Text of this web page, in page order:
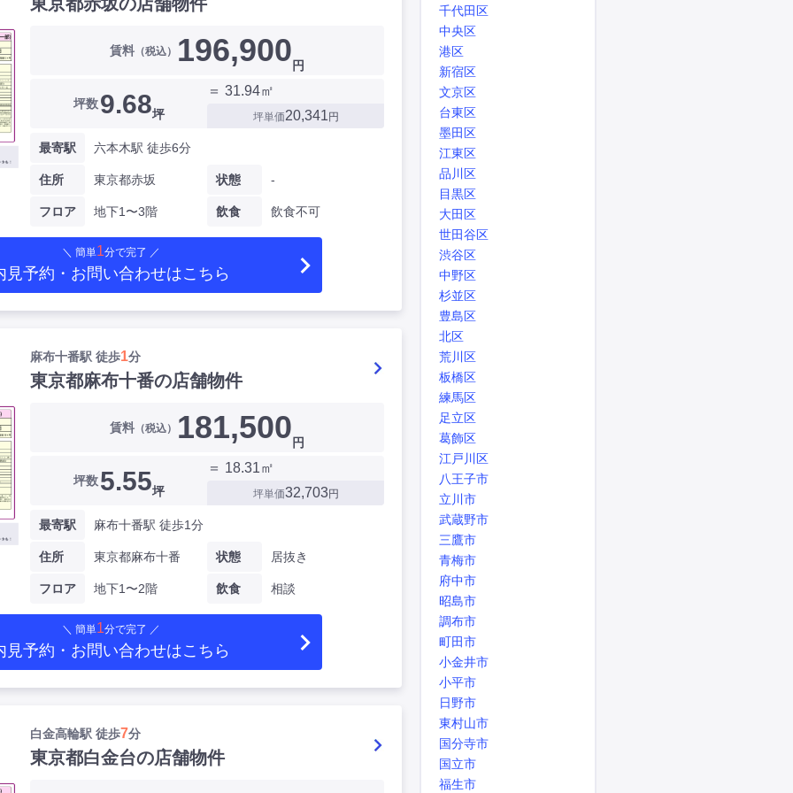
賃料 （税込） 196,900 円
坪数 9.68坪
＝ 31.94㎡
坪単価20,341 円
最寄駅 六本木駅 徒歩6分
住所 東京都赤坂
フロア 地下1〜3階
状態 -
飲食 飲食不可
＼ 簡単1分で完了 ／
見予約・お問い合わせはこちら
麻布十番駅 徒歩1分
東京都麻布十番の店舗物件
賃料 （税込） 181,500 円
坪数 5.55坪
＝ 18.31㎡
坪単価32,703円
最寄駅 麻布十番駅 徒歩1分
住所 東京都麻布十番
フロア 地下1〜2階
状態 居抜き
飲食 相談
＼ 簡単1分で完了 ／
見予約・お問い合わせはこちら
白金高輪駅 徒歩7分
東京都白金台の店舗物件
千代田区
中央区
港区
新宿区
文京区
台東区
墨田区
江東区
品川区
目黒区
大田区
世田谷区
渋谷区
中野区
杉並区
豊島区
北区
荒川区
板橋区
練馬区
足立区
葛飾区
江戸川区
八王子市
立川市
武蔵野市
三鷹市
青梅市
府中市
昭島市
調布市
町田市
小金井市
小平市
日野市
東村山市
国分寺市
国立市
福生市